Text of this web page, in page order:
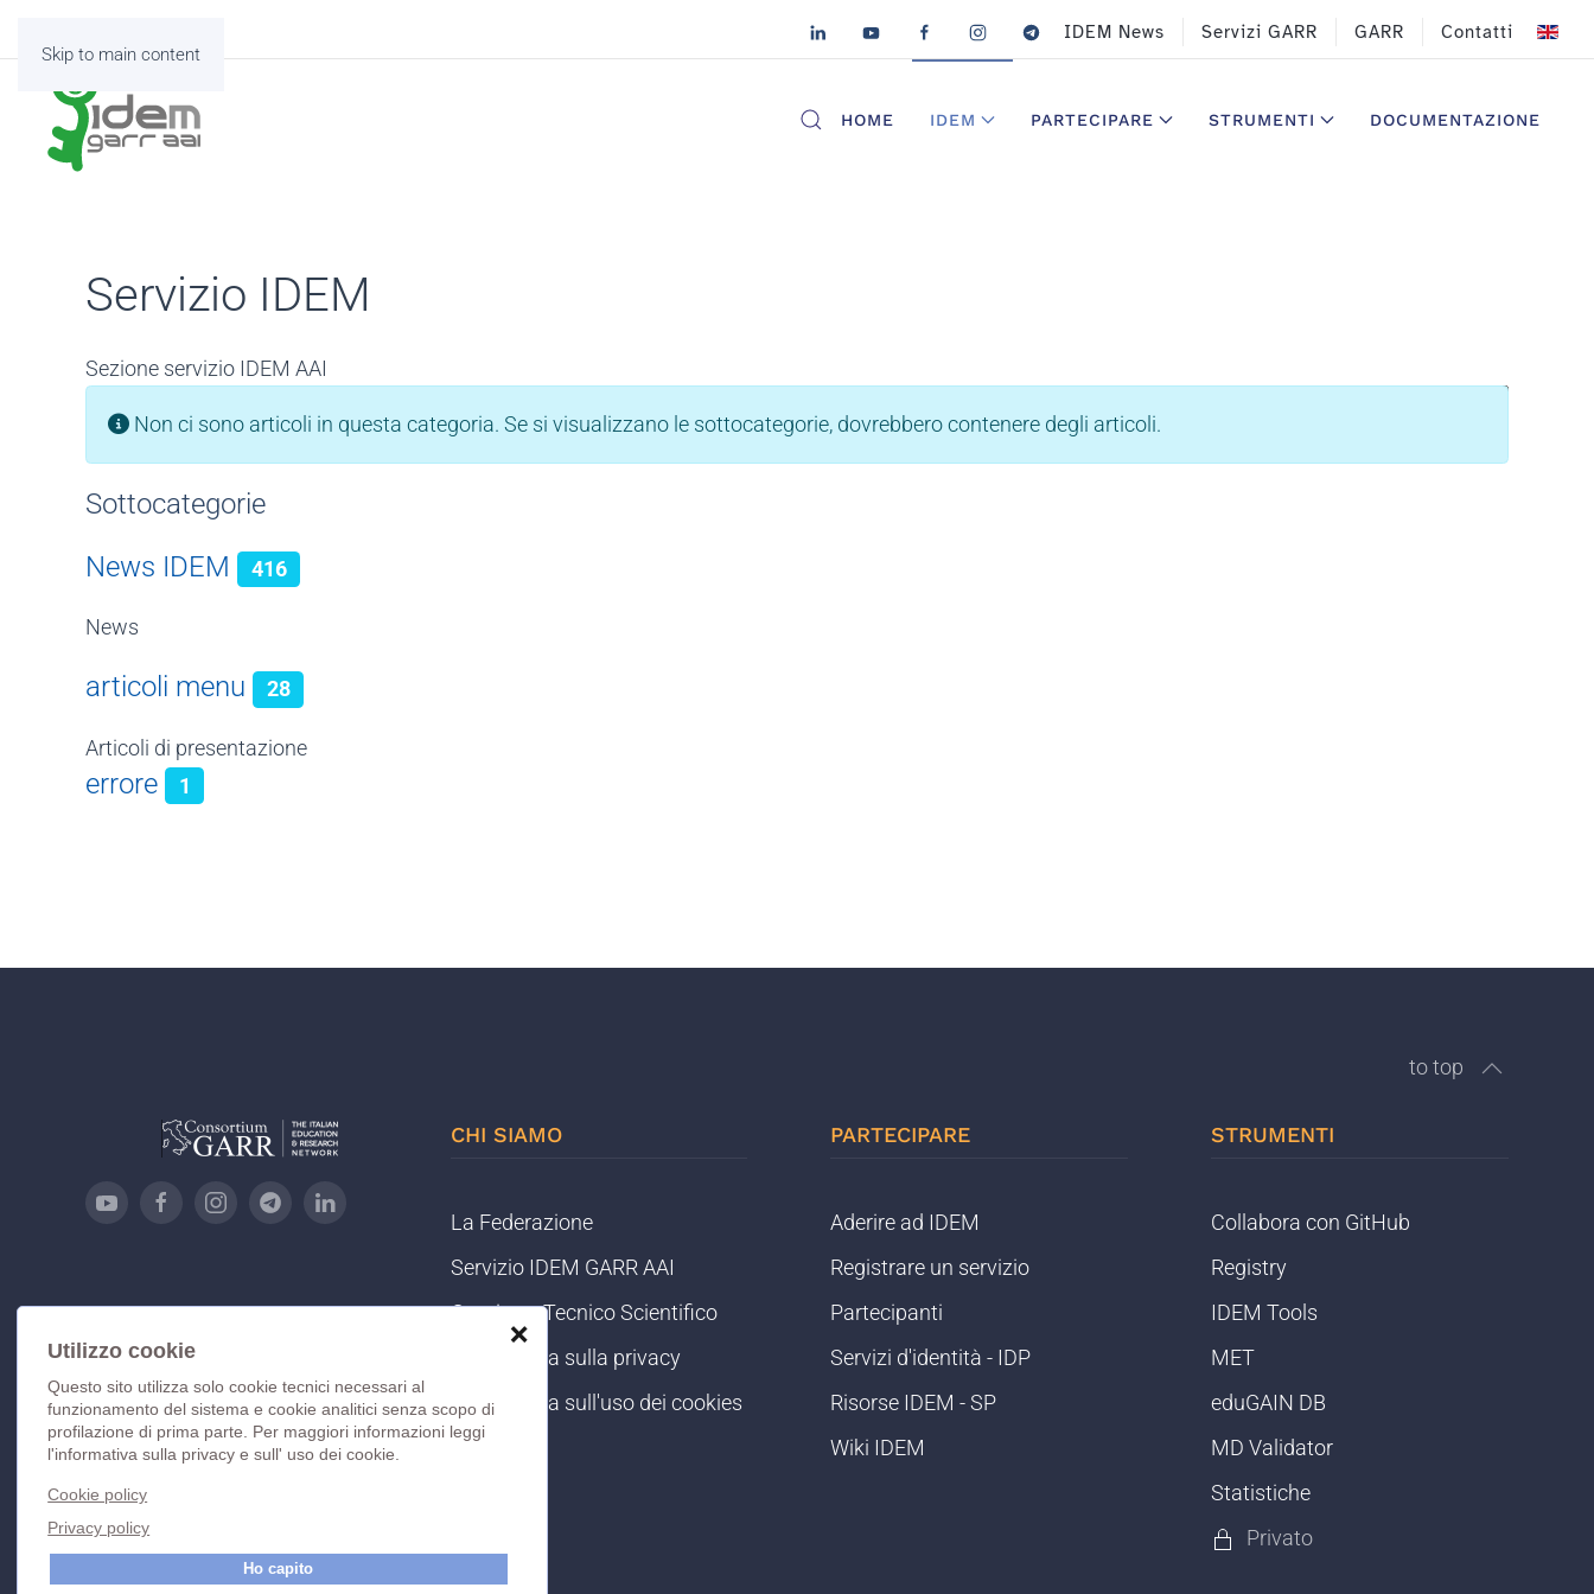
Utilizzo cookie
Questo sito utilizza solo cookie tecnici necessari al
funzionamento del sistema e cookie analitici senza scopo di
profilazione di prima parte. Per maggiori informazioni leggi
l'informativa sulla privacy e sull' uso dei cookie.
Cookie policy
Privacy policy
Ho capito
❌
Skip to main content
IDEM News Servizi GARR GARR Contatti
HOME IDEM PARTECIPARE STRUMENTI DOCUMENTAZIONE
Servizio IDEM
Sezione servizio IDEM AAI
Info
Non ci sono articoli in questa categoria. Se si visualizzano le sottocategorie, dovrebbero contenere degli articoli.
Sottocategorie
News IDEM
416
News
articoli menu 28
Articoli di presentazione
errore 1
to top
CHI SIAMO
La Federazione
Servizio IDEM GARR AAI
Comitato Tecnico Scientifico
Informativa sulla privacy
Informativa sull'uso dei cookies
IDEM Blog
PARTECIPARE
Aderire ad IDEM
Registrare un servizio
Partecipanti
Servizi d'identità - IDP
Risorse IDEM - SP
Wiki IDEM
STRUMENTI
Collabora con GitHub
Registry
IDEM Tools
MET
eduGAIN DB
MD Validator
Statistiche
Privato